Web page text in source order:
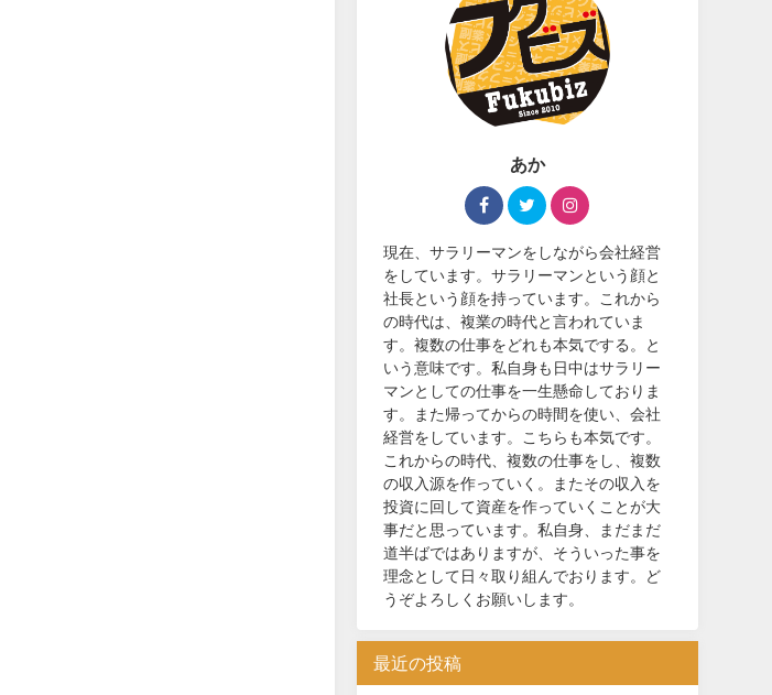
あか
現在、サラリーマンをしながら会社経営
をしています。サラリーマンという顔と
社長という顔を持っています。これから
の時代は、複業の時代と言われていま
す。複数の仕事をどれも本気でする。と
いう意味です。私自身も日中はサラリー
マンとしての仕事を一生懸命しておりま
す。また帰ってからの時間を使い、会社
経営をしています。こちらも本気です。
これからの時代、複数の仕事をし、複数
の収入源を作っていく。またその収入を
投資に回して資産を作っていくことが大
事だと思っています。私自身、まだまだ
道半ばではありますが、そういった事を
理念として日々取り組んでおります。ど
うぞよろしくお願いします。
最近の投稿